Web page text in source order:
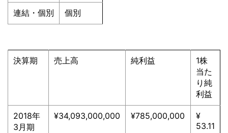
連結・個別 個別
決算期 売上高 純利益
1株
当た
り純
利益
2018年
3月期
¥34,093,000,000 ¥785,000,000
¥
53.11